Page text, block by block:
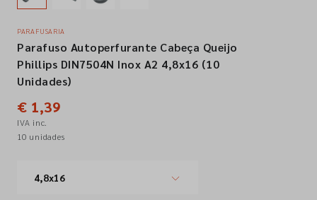
Siga-nos nas redes sociais
PARAFUSARIA
Parafuso Autoperfurante Cabeça Queijo
Phillips DIN7504N Inox A2 4,8x16 (10
Unidades)
€ 1,39
IVA inc.
10 unidades
4,8x16